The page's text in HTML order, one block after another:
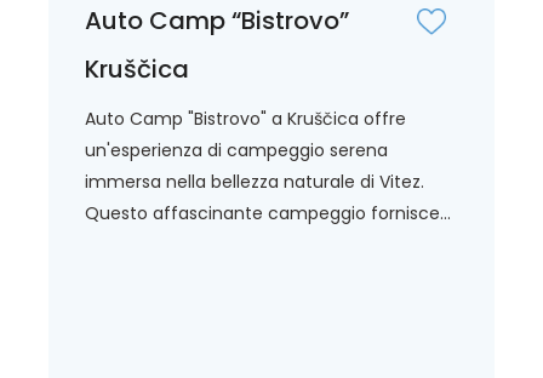
Auto Camp “Bistrovo”
Kruščica
Auto Camp "Bistrovo" a Kruščica offre
un'esperienza di campeggio serena
immersa nella bellezza naturale di Vitez.
Questo affascinante campeggio fornisce...